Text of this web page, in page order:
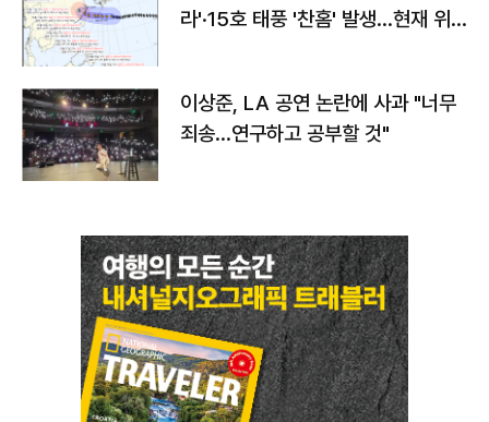
라'·15호 태풍 '찬홈' 발생…현재 위
이상준, LA 공연 논란에 사과 "너무
죄송…연구하고 공부할 것"